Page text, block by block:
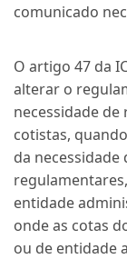
comunicado
O artigo 47 da
alterar o
necessidade de
cotistas,
da
entidade
onde as cotas
ou de entidade